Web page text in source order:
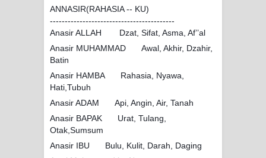
Wusul kepada Allah
SUNNAH WAL JAMA'AH: BUKAN
SEKADAR MELIHAT, TETAPI
ANNASIR(RAHASIA -- KU)
------------------------------------------
Anasir ALLAH
Dzat, Sifat, Asma, Af’’al
Anasir MUHAMMAD
Awal, Akhir, Dzahir,
Batin
Anasir HAMBA
Rahasia, Nyawa,
Hati,Tubuh
Anasir ADAM
Api, Angin, Air, Tanah
Anasir BAPAK
Urat, Tulang,
Otak,Sumsum
Anasir IBU
Bulu, Kulit, Darah, Daging